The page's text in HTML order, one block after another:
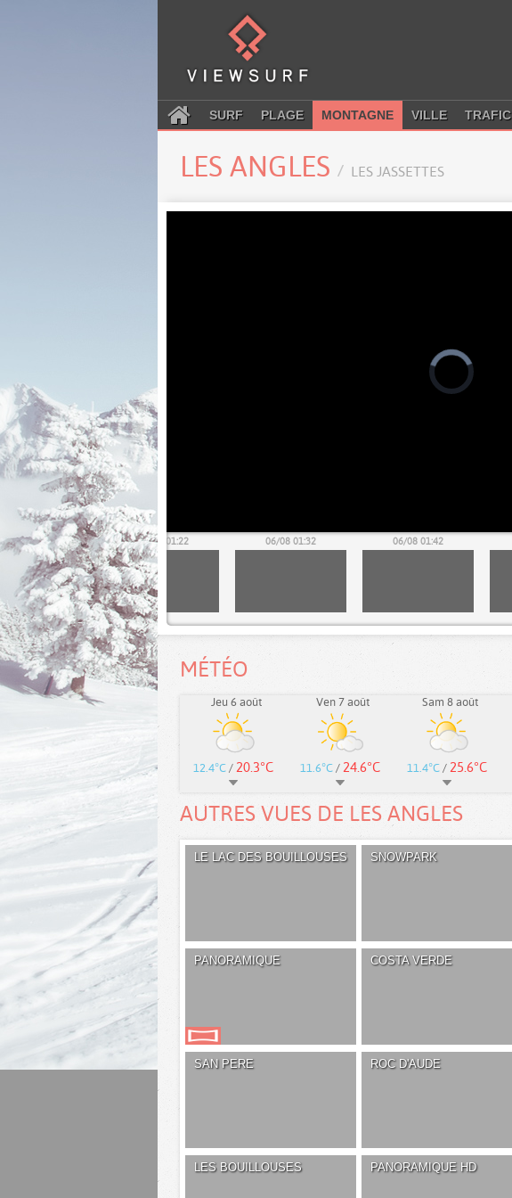
SURF PLAGE MONTAGNE VILLE TRAFIC
LES ANGLES LES JASSETTES
06/08 01:12 06/08 01:22 06/08 01:32 06/08 01:42
MÉTÉO
Jeu 6 août
12.4°C / 20.3°C
Ven 7 août
11.6°C / 24.6°C
Sam 8 août
11.4°C / 25.6°C
AUTRES VUES DE LES ANGLES
LE LAC DES BOUILLOUSES SNOWPARK
PANORAMIQUE COSTA VERDE
SAN PERE ROC D'AUDE
LES BOUILLOUSES PANORAMIQUE HD